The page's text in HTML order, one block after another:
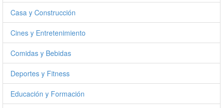
Casa y Construcción
Cines y Entretenimiento
Comidas y Bebidas
Deportes y Fitness
Educación y Formación